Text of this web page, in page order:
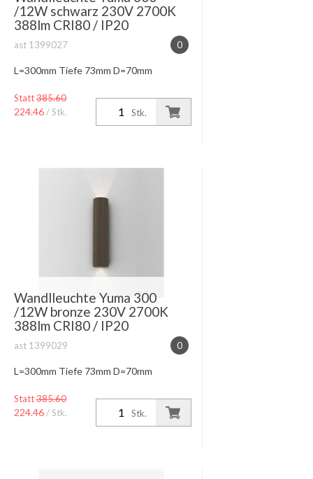
/12W schwarz 230V 2700K
388lm CRI80 / IP20
0
ast 1399027
L=300mm Tiefe 73mm D=70mm
Stk.
Statt385.60
224.46 / Stk.
Wandlleuchte Yuma 300
/12W bronze 230V 2700K
388lm CRI80 / IP20
0
ast 1399029
L=300mm Tiefe 73mm D=70mm
Stk.
Statt385.60
224.46 / Stk.